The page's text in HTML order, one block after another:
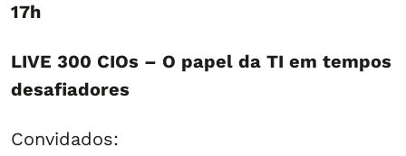
17h
LIVE 300 CIOs – O papel da TI em tempos
desafiadores
Convidados: